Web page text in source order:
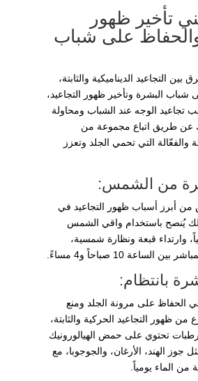
تأخير ظهور
والحفاظ على شباب
بين التجاعيد الديناميكية والثابتة،
البشرة وتأخير ظهور التجاعيد،
الوجه عند الشباب ومحاولة
عن طريق اتباع مجموعة من
والفعّالة التي تحمي الجلد وتعزز
من الشمس:
أبرز أسباب ظهور التجاعيد في
يُنصح باستخدام واقي الشمس
30-50 يومياً، وارتداء قبعة ونظارة شمسية،
الساعة 10 صباحاً و4 مساءً.
بانتظام:
الحفاظ على مرونة الجلد ومنع
ظهور التجاعيد الحركية والثابتة،
تحتوي على حمض الهيالورونيك
جوز الهند، الأرغان، والجوجوبا، مع
الماء يومياً.